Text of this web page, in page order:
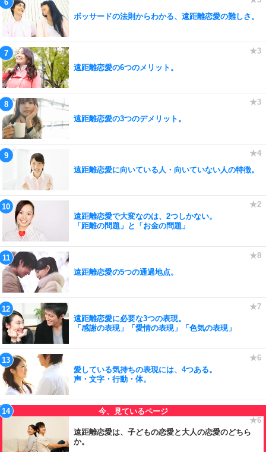
ボッサードの法則からわかる、遠距離恋愛の難しさ。
遠距離恋愛の6つのメリット。
遠距離恋愛の3つのデメリット。
遠距離恋愛に向いている人・向いていない人の特徴。
遠距離恋愛で大変なのは、2つしかない。
「距離の問題」と「お金の問題」
遠距離恋愛の5つの通過地点。
遠距離恋愛に必要な3つの表現。
「感謝の表現」「愛情の表現」「色気の表現」
愛している気持ちの表現には、4つある。
声・文字・行動・体。
遠距離恋愛は、子どもの恋愛と大人の恋愛のどちら
か。